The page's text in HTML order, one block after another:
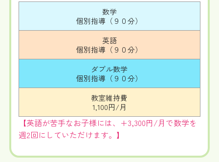
数学
個別指導（９０分）
英語
個別指導（９０分）
ダブル数学
個別指導（９０分）
教室維持費
1,100円/月
【英語が苦手なお子様には、+3,300円/月で数学を
週2回にしていただけます。】